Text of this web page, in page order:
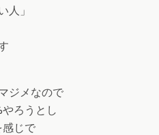
人」
ジメなので
ろうとし
感じで